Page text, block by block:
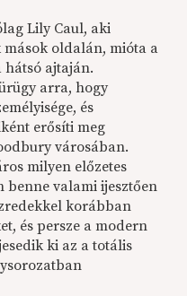
Lily Caul, aki
oldalán, mióta a
ajtaján.
arra, hogy
és
erősíti meg
városában.
milyen előzetes
benne valami ijesztően
korábban
és persze a modern
ki az a totális